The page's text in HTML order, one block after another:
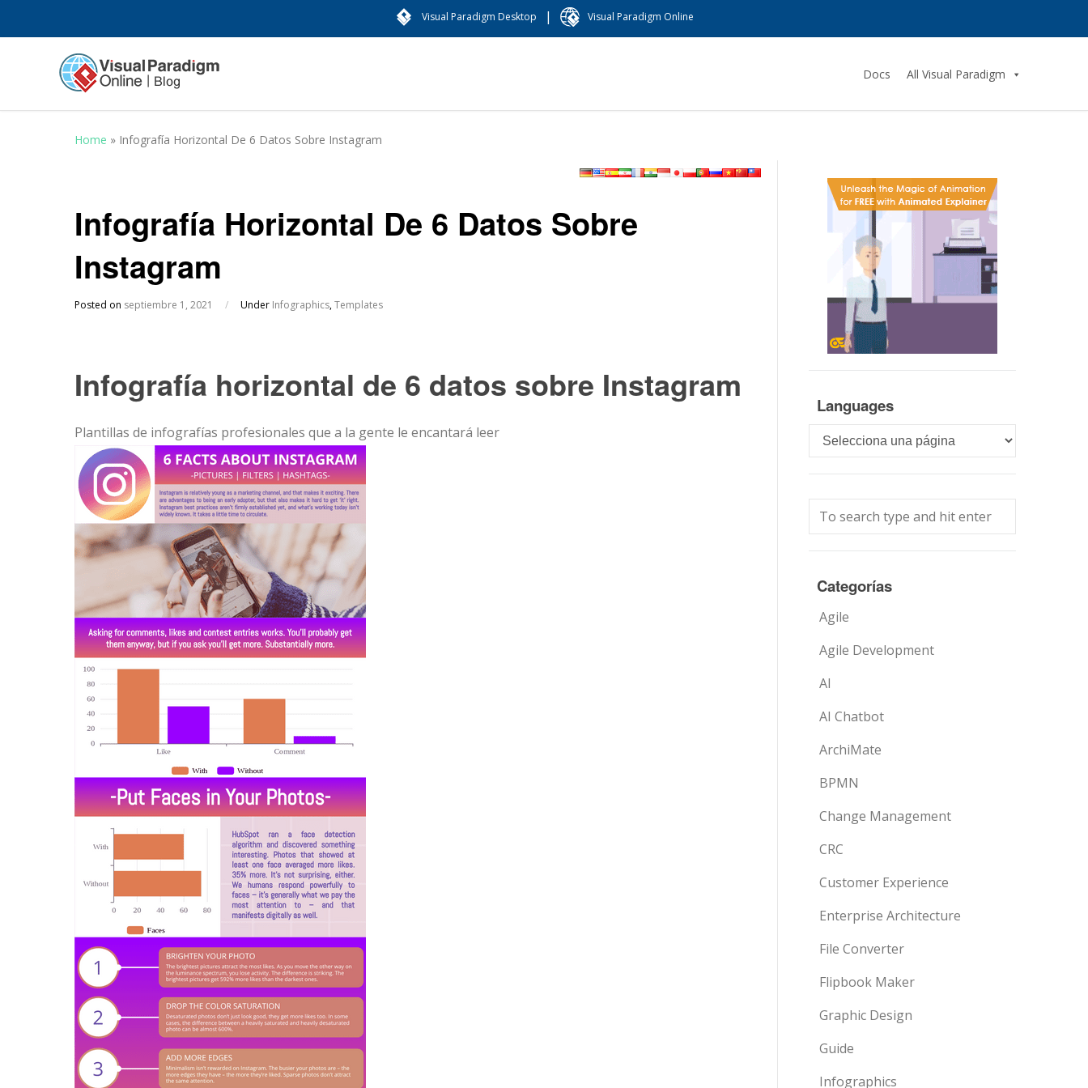
Visual Paradigm Desktop | Visual Paradigm Online
Docs All Visual Paradigm
Home » Infografía Horizontal De 6 Datos Sobre Instagram
Infografía Horizontal De 6 Datos Sobre
Instagram
Posted on septiembre 1, 2021 / Under Infographics,Templates
Infografía horizontal de 6 datos sobre Instagram
Plantillas de infografías profesionales que a la gente le encantará leer
Languages
Languages
Categorías
Agile
Agile Development
AI
AI Chatbot
ArchiMate
BPMN
Change Management
CRC
Customer Experience
Enterprise Architecture
File Converter
Flipbook Maker
Graphic Design
Guide
Infographics